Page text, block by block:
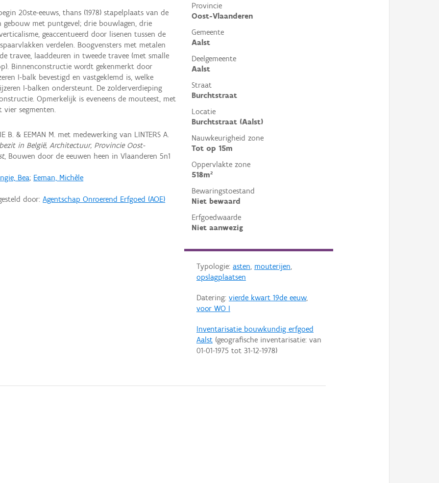
Provincie
Oost-Vlaanderen
Gemeente
Aalst
Deelgemeente
Aalst
Straat
Burchtstraat
Locatie
Burchtstraat (Aalst)
Nauwkeurigheid zone
Tot op 15m
Oppervlakte zone
518m²
Bewaringstoestand
Niet bewaard
Erfgoedwaarde
Niet aanwezig
Typologie: asten, mouterijen,
opslagplaatsen
Datering: vierde kwart 19de eeuw,
voor WO I
Inventarisatie bouwkundig erfgoed
Aalst(geografische inventarisatie: van
01-01-1975 tot 31-12-1978)
20ste-eeuws, thans (1978) stapelplaats van de
gebouw met puntgevel; drie bouwlagen, drie
geaccentueerd door lisenen tussen de
verdelen. Boogvensters met metalen
travee, laaddeuren in tweede travee (met smalle
Binnenconstructie wordt gekenmerkt door
I-balk bevestigd en vastgeklemd is, welke
I-balken ondersteunt. De zolderverdieping
Opmerkelijk is eveneens de mouteest, met
segmenten.
B. & EEMAN M. met medewerking van LINTERS A.
in België, Architectuur, Provincie Oost-
, Bouwen door de eeuwen heen in Vlaanderen 5n1
Bea; Eeman, Michèle
door:Agentschap Onroerend Erfgoed (AOE)